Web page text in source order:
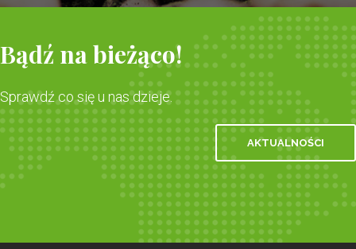
Bądź na bieżąco!
Sprawdź co się u nas dzieje.
AKTUALNOŚCI